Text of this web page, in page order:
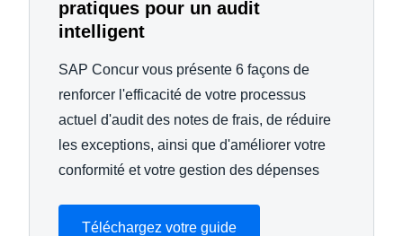
pratiques pour un audit
intelligent
SAP Concur vous présente 6 façons de
renforcer l'efficacité de votre processus
actuel d'audit des notes de frais, de réduire
les exceptions, ainsi que d'améliorer votre
conformité et votre gestion des dépenses
Téléchargez votre guide